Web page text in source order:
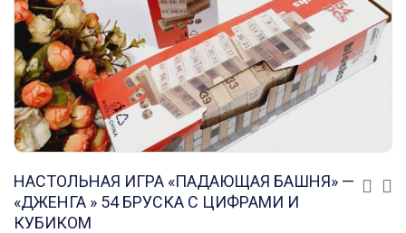
НАСТОЛЬНАЯ ИГРА «ПАДАЮЩАЯ БАШНЯ» —
«ДЖЕНГА » 54 БРУСКА С ЦИФРАМИ И
КУБИКОМ